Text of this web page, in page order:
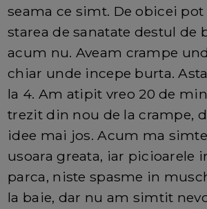
seama ce simt. De obicei
starea de sanatate destul de
acum nu. Aveam crampe
chiar unde incepe burta.
la 4. Am atipit vreo 20 de
trezit din nou de la crampe,
idee mai jos. Acum ma
usoara greata, iar picioarele
parca, niste spasme in
la baie, dar nu am simtit